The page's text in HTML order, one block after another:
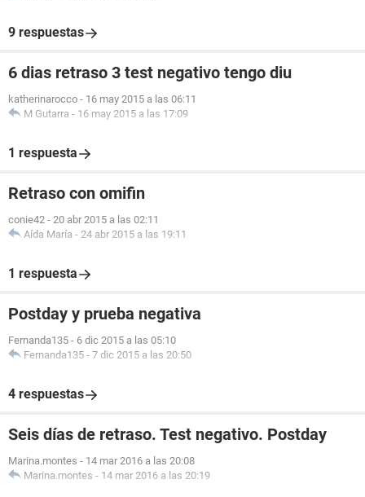
9 respuestas
6 dias retraso 3 test negativo tengo diu
katherinarocco - 16 may 2015 a las 06:11
M Gutarra - 16 may 2015 a las 17:09
1 respuesta
Retraso con omifin
conie42 - 20 abr 2015 a las 02:11
Aída María - 24 abr 2015 a las 19:11
1 respuesta
Postday y prueba negativa
Fernanda135 - 6 dic 2015 a las 05:10
Fernanda135 - 7 dic 2015 a las 20:50
4 respuestas
Seis días de retraso. Test negativo. Postday
Marina.montes - 14 mar 2016 a las 20:08
Marina.montes - 14 mar 2016 a las 20:19